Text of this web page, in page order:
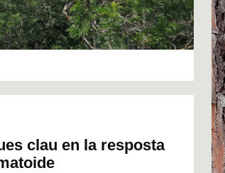
clau en la resposta